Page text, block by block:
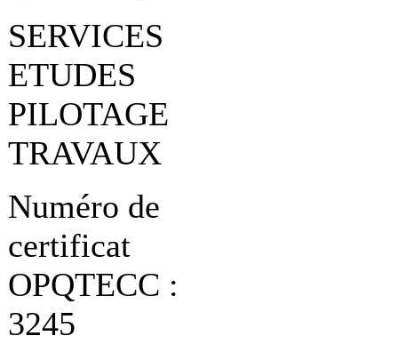
SERVICES
ETUDES
PILOTAGE
TRAVAUX
Numéro de
certificat
OPQTECC :
3245